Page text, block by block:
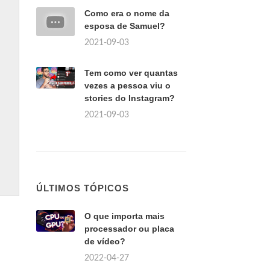
Como era o nome da
esposa de Samuel?
2021-09-03
Tem como ver quantas
vezes a pessoa viu o
stories do Instagram?
2021-09-03
ÚLTIMOS TÓPICOS
O que importa mais
processador ou placa
de vídeo?
2022-04-27